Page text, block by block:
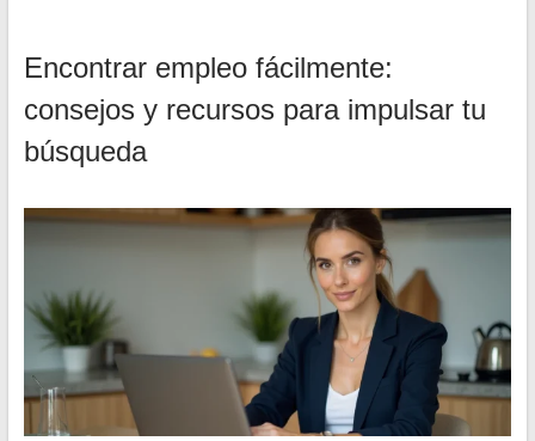
Encontrar empleo fácilmente:
consejos y recursos para impulsar tu
búsqueda